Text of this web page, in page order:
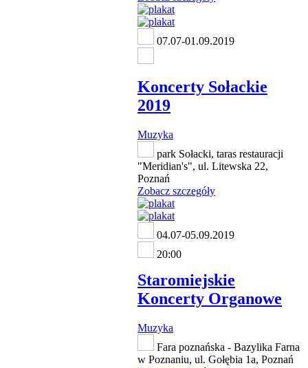
07.07-01.09.2019
Koncerty Sołackie
2019
Muzyka
park Sołacki, taras restauracji
"Meridian's", ul. Litewska 22,
Poznań
Zobacz szczegóły
04.07-05.09.2019
20:00
Staromiejskie
Koncerty Organowe
Muzyka
Fara poznańska - Bazylika Farna
w Poznaniu, ul. Gołębia 1a, Poznań